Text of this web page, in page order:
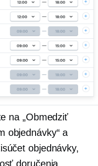
na „Obmedziť
objednávky“ a
objednávky,
doručenia